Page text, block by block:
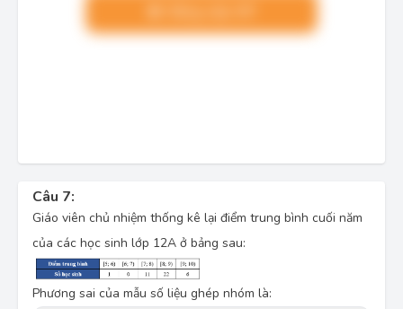
Câu 7:
Giáo viên chủ nhiệm thống kê lại điểm trung bình cuối năm
của các học sinh lớp 12A ở bảng sau:
Phương sai của mẫu số liệu ghép nhóm là: